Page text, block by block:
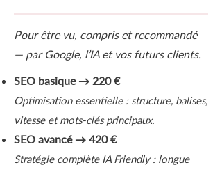
Pour être vu, compris et recommandé
— par Google, l’IA et vos futurs clients.
SEO basique → 220 €
Optimisation essentielle : structure, balises,
vitesse et mots-clés principaux.
SEO avancé → 420 €
Stratégie complète IA Friendly : longue